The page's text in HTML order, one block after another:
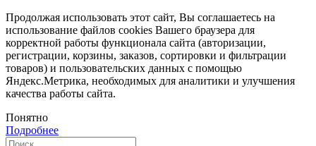
Продолжая использовать этот сайт, Вы соглашаетесь на
использование файлов cookies Вашего браузера для
корректной работы функционала сайта (авторизации,
регистрации, корзины, заказов, сортировки и фильтрации
товаров) и пользовательских данных с помощью
Яндекс.Метрика, необходимых для аналитики и улучшения
качества работы сайта.
Понятно
Подробнее